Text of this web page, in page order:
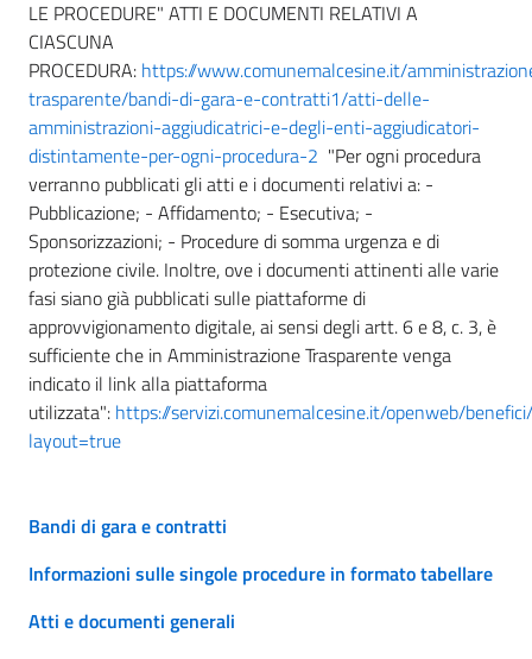
LE PROCEDURE" ATTI E DOCUMENTI RELATIVI A
CIASCUNA
PROCEDURA: https://www.comunemalcesine.it/
trasparente/bandi-di-gara-e-contratti1/atti-delle-
amministrazioni-aggiudicatrici-e-degli-enti-aggiudicatori-
distintamente-per-ogni-procedura-2 "Per ogni procedura
verranno pubblicati gli atti e i documenti relativi a: -
Pubblicazione; - Affidamento; - Esecutiva; -
Sponsorizzazioni; - Procedure di somma urgenza e di
protezione civile. Inoltre, ove i documenti attinenti alle varie
fasi siano già pubblicati sulle piattaforme di
approvvigionamento digitale, ai sensi degli artt. 6 e 8, c. 3, è
sufficiente che in Amministrazione Trasparente venga
indicato il link alla piattaforma
utilizzata": https://servizi.comunemalcesine.it/openweb/
layout=true
Bandi di gara e contratti
Informazioni sulle singole procedure in formato tabellare
Atti e documenti generali